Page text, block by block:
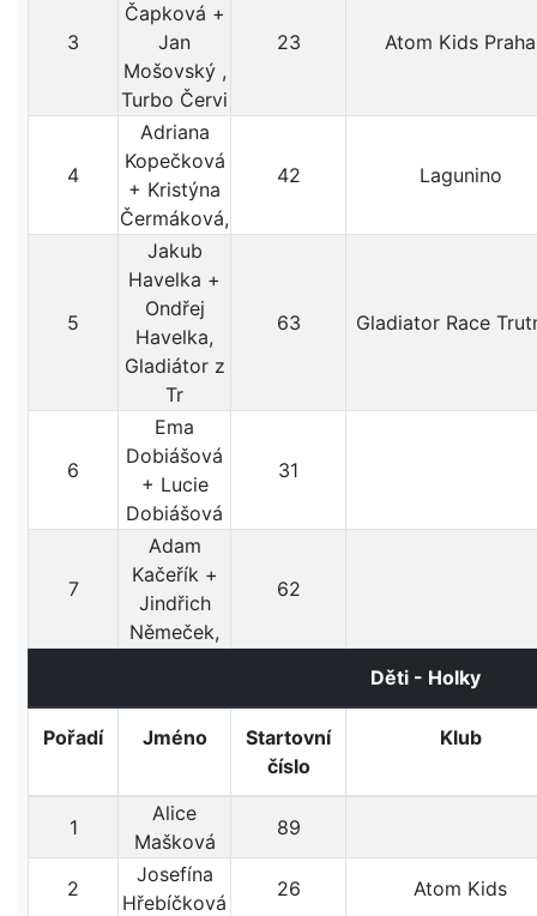
3
Čapková +
Jan
Mošovský ,
Turbo Červi
23 Atom Kids Praha
4
Adriana
Kopečková
+ Kristýna
Čermáková,
42 Lagunino
5
Jakub
Havelka +
Ondřej
Havelka,
Gladiátor z
Tr
63 Gladiator Race
6
Ema
Dobiášová
+ Lucie
Dobiášová
31
7
Adam
Kačeřík +
Jindřich
Němeček,
62
Děti - Holky
Pořadí Jméno
Startovní
číslo
Klub
1
Alice
Mašková
89
2
Josefína
Hřebíčková
26
Atom Kids